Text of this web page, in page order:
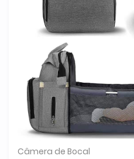
Câmera de Bocal